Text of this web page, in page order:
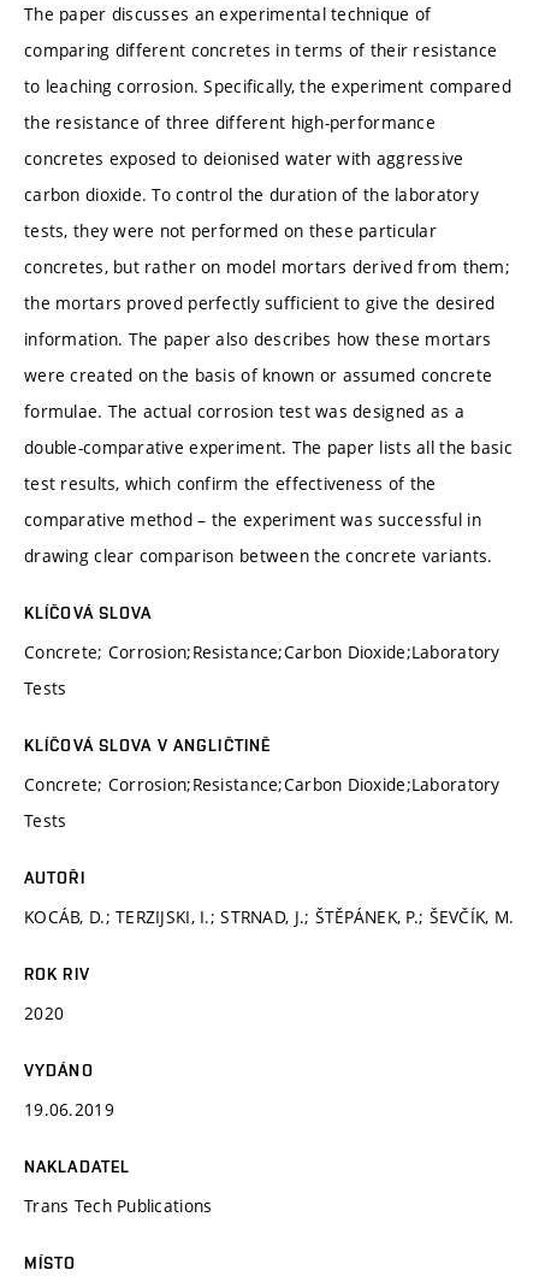
The paper discusses an experimental technique of
comparing different concretes in terms of their resistance
to leaching corrosion. Specifically, the experiment compared
the resistance of three different high-performance
concretes exposed to deionised water with aggressive
carbon dioxide. To control the duration of the laboratory
tests, they were not performed on these particular
concretes, but rather on model mortars derived from them;
the mortars proved perfectly sufficient to give the desired
information. The paper also describes how these mortars
were created on the basis of known or assumed concrete
formulae. The actual corrosion test was designed as a
double-comparative experiment. The paper lists all the basic
test results, which confirm the effectiveness of the
comparative method – the experiment was successful in
drawing clear comparison between the concrete variants.
KLÍČOVÁ SLOVA
Concrete; Corrosion;Resistance;Carbon Dioxide;Laboratory
Tests
KLÍČOVÁ SLOVA V ANGLIČTINĚ
Concrete; Corrosion;Resistance;Carbon Dioxide;Laboratory
Tests
AUTOŘI
KOCÁB, D.; TERZIJSKI, I.; STRNAD, J.; ŠTĚPÁNEK, P.; ŠEVČÍK, M.
ROK RIV
2020
VYDÁNO
19.06.2019
NAKLADATEL
Trans Tech Publications
MÍSTO